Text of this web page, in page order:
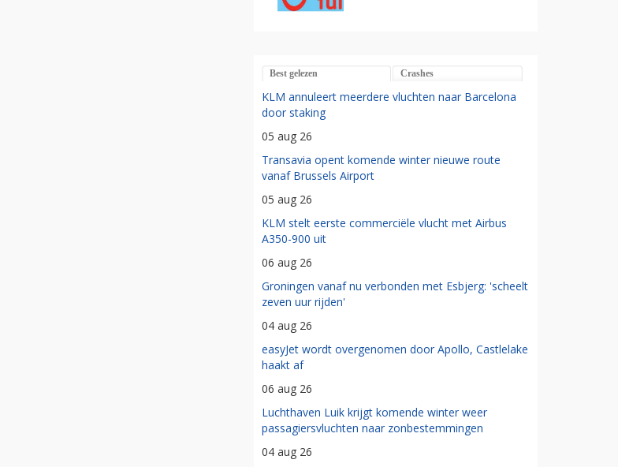
Best gelezen Crashes
KLM annuleert meerdere vluchten naar Barcelona
door staking
05 aug 26
Transavia opent komende winter nieuwe route
vanaf Brussels Airport
05 aug 26
KLM stelt eerste commerciële vlucht met Airbus
A350-900 uit
06 aug 26
Groningen vanaf nu verbonden met Esbjerg: 'scheelt
zeven uur rijden'
04 aug 26
easyJet wordt overgenomen door Apollo, Castlelake
haakt af
06 aug 26
Luchthaven Luik krijgt komende winter weer
passagiersvluchten naar zonbestemmingen
04 aug 26